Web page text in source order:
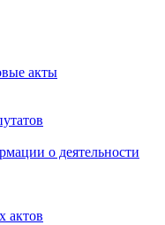
акты
о деятельности
актов